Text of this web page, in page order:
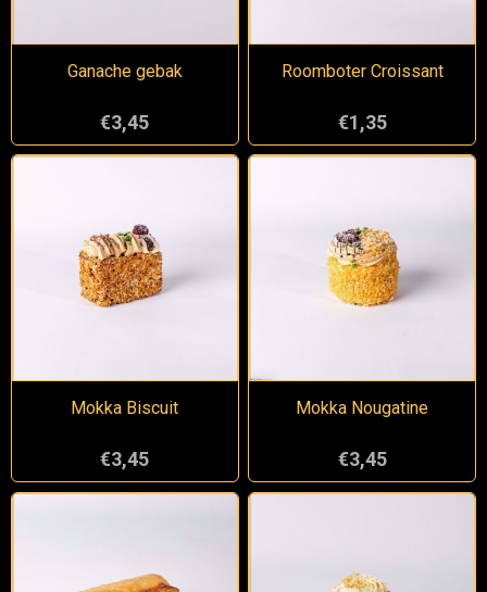
Ganache gebak
€3,45
Roomboter Croissant
€1,35
Mokka Biscuit
€3,45
Mokka Nougatine
€3,45